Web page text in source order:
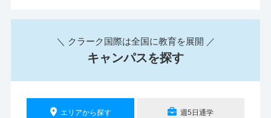
＼ クラーク国際は全国に教育を展開 ／
キャンパスを探す
エリアから探す 週5日通学